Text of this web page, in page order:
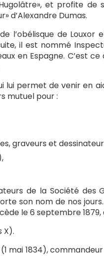
et profite de
d’Alexandre Dumas.
l’obélisque de Louxor
il est nommé
en Espagne. C’est
lui permet de venir en
mutuel pour :
graveurs et
de la Société des
son nom de nos
le 6 septembre 1879,
X).
mai 1834),